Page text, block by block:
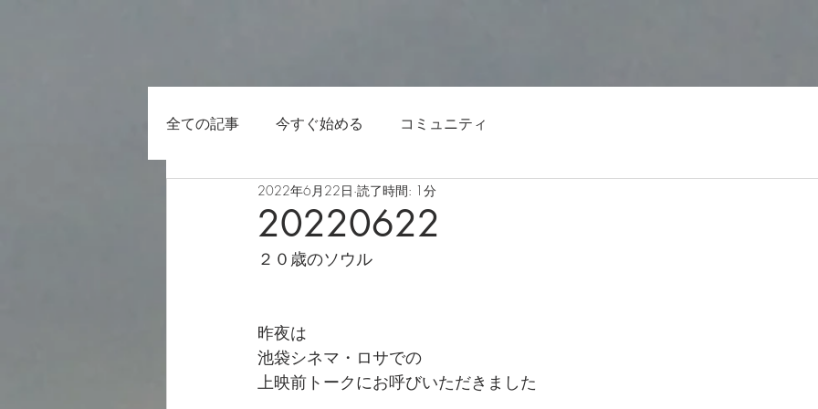
全ての記事 今すぐ始める コミュニティ
20220622
2022年6月22日 読了時間: 1分
２０歳のソウル
昨夜は
池袋シネマ・ロサでの
上映前トークにお呼びいただきました